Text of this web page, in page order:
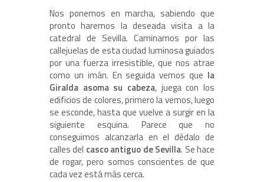
Nos ponemos en marcha, sabiendo que
pronto haremos la deseada visita a la
catedral de Sevilla. Caminamos por las
callejuelas de esta ciudad luminosa guiados
por una fuerza irresistible, que nos atrae
como un imán. En seguida vemos que la
Giralda asoma su cabeza, juega con los
edificios de colores, primero la vemos, luego
se esconde, hasta que vuelve a surgir en la
siguiente esquina. Parece que no
conseguimos alcanzarla en el dédalo de
calles del casco antiguo de Sevilla. Se hace
de rogar, pero somos conscientes de que
cada vez está más cerca.